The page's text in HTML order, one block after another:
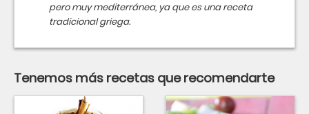
pero muy mediterránea, ya que es una receta
tradicional griega.
Tenemos más recetas que recomendarte